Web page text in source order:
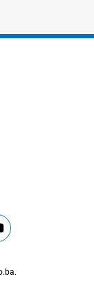
.